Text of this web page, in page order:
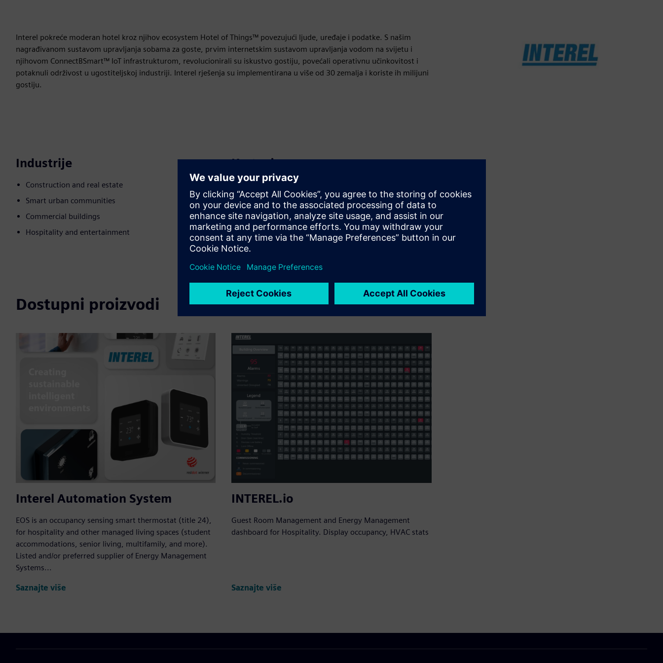
Interel pokreće moderan hotel kroz njihov ecosystem Hotel of Things™ povezujući ljude, uređaje i podatke. S našim
nagrađivanom sustavom upravljanja sobama za goste, prvim internetskim sustavom upravljanja vodom na svijetu i
njihovom ConnectBSmart™ IoT infrastrukturom, revolucionirali su iskustvo gostiju, povećali operativnu učinkovitost i
potaknuli održivost u ugostiteljskoj industriji. Interel rješenja su implementirana u više od 30 zemalja i koriste ih milijuni
gostiju.
Industrije
Construction and real estate
Smart urban communities
Commercial buildings
Hospitality and entertainment
Kretanje
Build
Proširuje ili nadograđuje Siemens Xcelerator
proizvod/rješenje stvaranjem novog proizvoda ili stvara
novo korisničko rješenje integracijom Siemens Xcelerator
proizvoda i vlastitog proizvoda
Dostupni proizvodi
Interel Automation System
EOS is an occupancy sensing smart thermostat (title 24),
for hospitality and other managed living spaces (student
accommodations, senior living, multifamily, and more).
Listed and/or preferred supplier of Energy Management
Systems...
Saznajte više
INTEREL.io
Guest Room Management and Energy Management
dashboard for Hospitality. Display occupancy, HVAC stats
Saznajte više